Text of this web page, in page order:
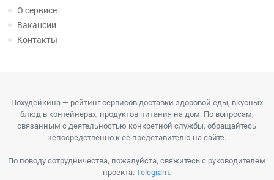
О сервисе
Вакансии
Контакты
Похудейкина — рейтинг сервисов доставки здоровой еды, вкусных
блюд в контейнерах, продуктов питания на дом. По вопросам,
связанным с деятельностью конкретной службы, обращайтесь
непосредственно к её представителю на сайте.
По поводу сотрудничества, пожалуйста, свяжитесь с руководителем
проекта:Telegram.